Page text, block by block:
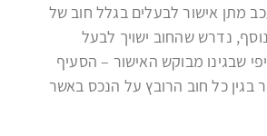
מתן אישור לבעלים בגלל חוב של
נדרש שהחוב ישויך לבעל
שבגינו מבוקש האישור – הסעיף
בגין כל חוב הרובץ על הנכס באשר